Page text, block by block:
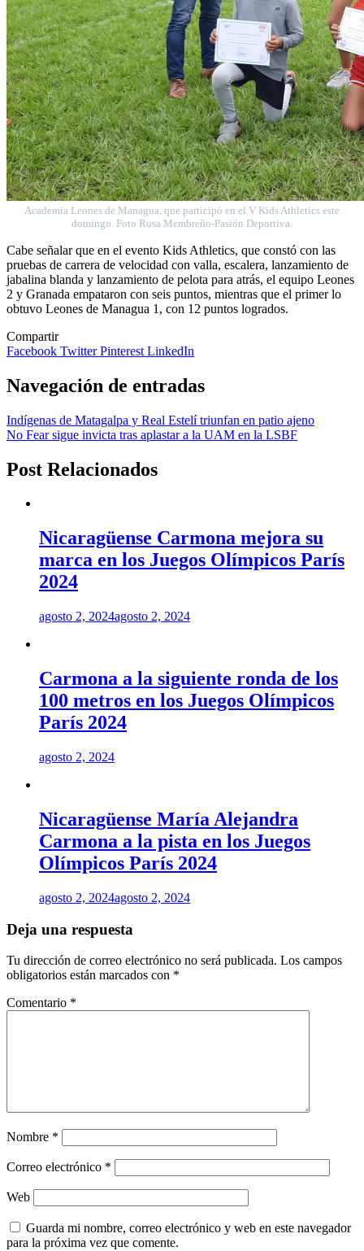
Academia Leones de Managua, que participó en el V Kids Athletics este
domingo. Foto Rosa Membreño-Pasión Deportiva.
Cabe señalar que en el evento Kids Athletics, que constó con las
pruebas de carrera de velocidad con valla, escalera, lanzamiento de
jabalina blanda y lanzamiento de pelota para atrás, el equipo Leones
2 y Granada empataron con seis puntos, mientras que el primer lo
obtuvo Leones de Managua 1, con 12 puntos logrados.
Compartir
Facebook TwitterPinterest LinkedIn
Navegación de entradas
Indígenas de Matagalpa y Real Estelí triunfan en patio ajeno
No Fear sigue invicta tras aplastar a la UAM en la LSBF
Post Relacionados
Nicaragüense Carmona mejora su
marca en los Juegos Olímpicos París
2024
agosto 2, 2024agosto 2, 2024
Carmona a la siguiente ronda de los
100 metros en los Juegos Olímpicos
París 2024
agosto 2, 2024
Nicaragüense María Alejandra
Carmona a la pista en los Juegos
Olímpicos París 2024
agosto 2, 2024agosto 2, 2024
Deja una respuesta
Tu dirección de correo electrónico no será publicada. Los campos
obligatorios están marcados con *
Comentario *
Nombre *
Correo electrónico *
Web
Guarda mi nombre, correo electrónico y web en este navegador
para la próxima vez que comente.